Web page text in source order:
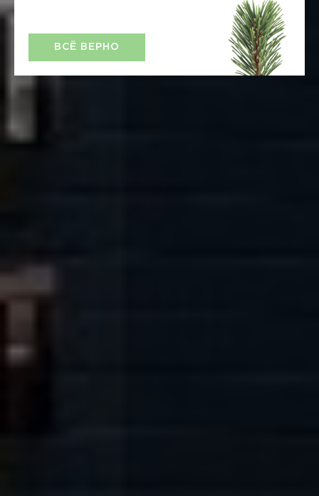
ВСЁ ВЕРНО